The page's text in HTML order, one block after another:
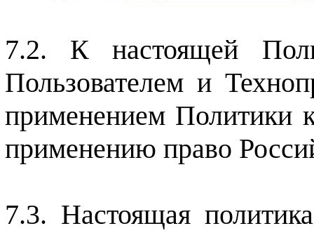
К настоящей
Пользователем и
применением Политики
применению право
Настоящая